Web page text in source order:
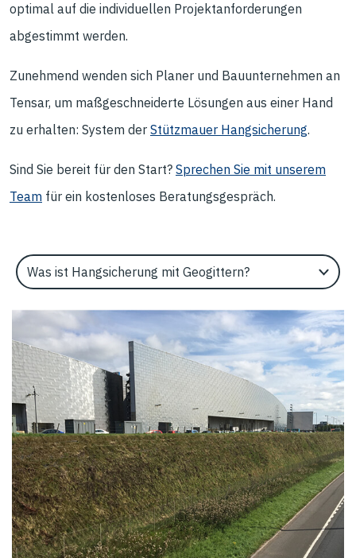
optimal auf die individuellen Projektanforderungen
abgestimmt werden.
Zunehmend wenden sich Planer und Bauunternehmen an
Tensar, um maßgeschneiderte Lösungen aus einer Hand
zu erhalten: System der Stützmauer Hangsicherung.
Sind Sie bereit für den Start? Sprechen Sie mit unserem
Team für ein kostenloses Beratungsgespräch.
Select an Application Feature